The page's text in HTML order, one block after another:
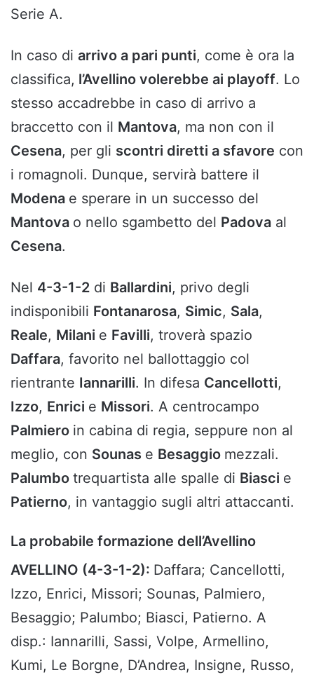
Serie A.
In caso di arrivo a pari punti, come è ora la
classifica, l’Avellino volerebbe ai playoff. Lo
stesso accadrebbe in caso di arrivo a
braccetto con il Mantova, ma non con il
Cesena, per gli scontri diretti a sfavore con
i romagnoli. Dunque, servirà battere il
Modena e sperare in un successo del
Mantova o nello sgambetto del Padova al
Cesena.
Nel 4-3-1-2 di Ballardini, privo degli
indisponibili Fontanarosa, Simic, Sala,
Reale, Milani e Favilli, troverà spazio
Daffara, favorito nel ballottaggio col
rientrante Iannarilli. In difesa Cancellotti,
Izzo, Enrici e Missori. A centrocampo
Palmiero in cabina di regia, seppure non al
meglio, con Sounas e Besaggio mezzali.
Palumbo trequartista alle spalle di Biasci e
Patierno, in vantaggio sugli altri attaccanti.
La probabile formazione dell’Avellino
AVELLINO (4-3-1-2): Daffara; Cancellotti,
Izzo, Enrici, Missori; Sounas, Palmiero,
Besaggio; Palumbo; Biasci, Patierno. A
disp.: Iannarilli, Sassi, Volpe, Armellino,
Kumi, Le Borgne, D’Andrea, Insigne, Russo,